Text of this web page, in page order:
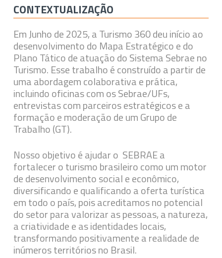
CONTEXTUALIZAÇÃO
Em Junho de 2025, a Turismo 360 deu início ao
desenvolvimento do Mapa Estratégico e do
Plano Tático de atuação do Sistema Sebrae no
Turismo. Esse trabalho é construído a partir de
uma abordagem colaborativa e prática,
incluindo oficinas com os Sebrae/UFs,
entrevistas com parceiros estratégicos e a
formação e moderação de um Grupo de
Trabalho (GT).
Nosso objetivo é ajudar o SEBRAE a
fortalecer o turismo brasileiro como um motor
de desenvolvimento social e econômico,
diversificando e qualificando a oferta turística
em todo o país, pois acreditamos no potencial
do setor para valorizar as pessoas, a natureza,
a criatividade e as identidades locais,
transformando positivamente a realidade de
inúmeros territórios no Brasil.